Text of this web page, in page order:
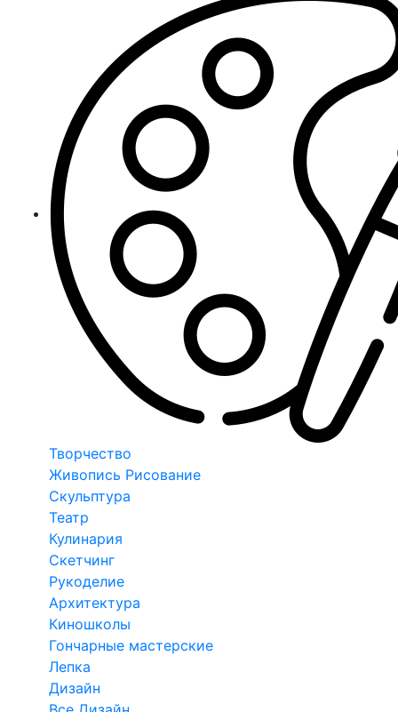
Творчество
Живопись Рисование
Скульптура
Театр
Кулинария
Скетчинг
Рукоделие
Архитектура
Киношколы
Гончарные мастерские
Лепка
Дизайн